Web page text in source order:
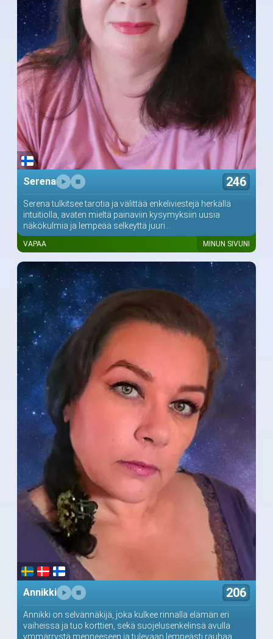
Serena 246
Serena tulkitsee tarotia ja välittää enkeliviestejä herkällä
intuitiolla, avaten mieltä painaviin kysymyksiin uusia
näkökulmia ja lempeää selkeyttä juuri...
VAPAA MINUN SIVUNI
Annikki 206
Annikki on selvännäkijä, joka kulkee rinnalla elämän eri
vaiheissa ja tuo korttien, sekä suojelusenkelinsä avulla
ymmärrystä menneeseen ja tulevaan lempeästi rauhaa